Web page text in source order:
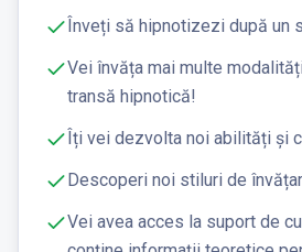
Înveți să hipnotizezi după un
Vei învăța mai multe
transă hipnotică!
Îți vei dezvolta noi abilități și
Descoperi noi stiluri de
Vei avea acces la suport de